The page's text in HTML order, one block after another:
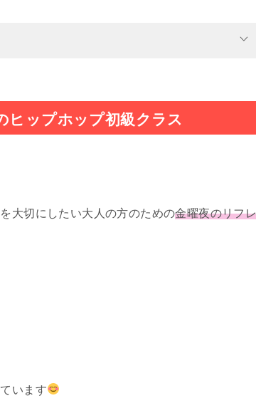
ヒップホップ初級クラス
大切にしたい大人の方のための金曜夜のリフ
います